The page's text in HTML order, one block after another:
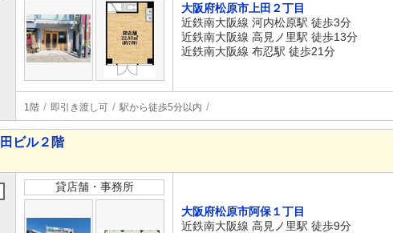
大阪府松原市上田２丁目
近鉄南大阪線 河内松原駅 徒歩3分
近鉄南大阪線 高見ノ里駅 徒歩13分
近鉄南大阪線 布忍駅 徒歩21分
1階 即引き渡し可 駅から徒歩5分以内
ビル２階
貸店舗・事務所
大阪府松原市阿保１丁目
近鉄南大阪線 高見ノ里駅 徒歩9分